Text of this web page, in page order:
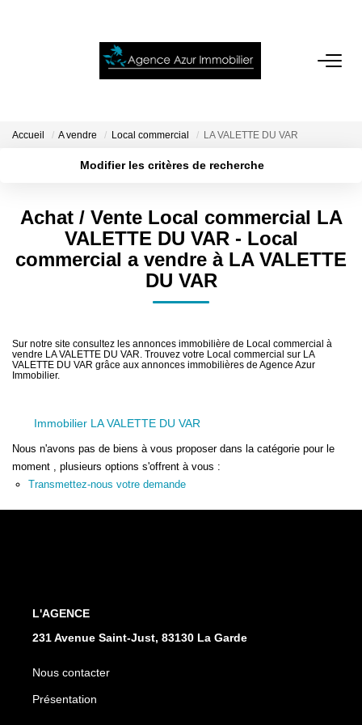
ACCUEIL
VENTES
NOTRE AGENCE
ESTIMATION
Accueil A vendre Local commercial LA VALETTE DU VAR
Modifier les critères de recherche
Surface min Budget max
Plus de critères Créer une alerte
Achat / Vente Local commercial LA
VALETTE DU VAR - Local
commercial a vendre à LA VALETTE
DU VAR
Sur notre site consultez les annonces immobilière de Local commercial à
vendre LA VALETTE DU VAR. Trouvez votre Local commercial sur LA
VALETTE DU VAR grâce aux annonces immobilières de Agence Azur
Immobilier.
Immobilier LA VALETTE DU VAR
Nous n'avons pas de biens à vous proposer dans la catégorie pour le
moment , plusieurs options s'offrent à vous :
Transmettez-nous votre demande
L'AGENCE
231 Avenue Saint-Just, 83130 La Garde
Nous contacter
Présentation